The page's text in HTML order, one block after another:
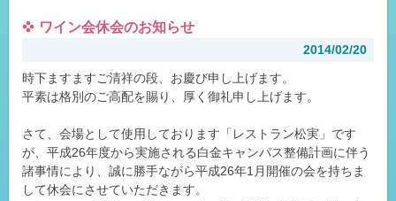
ワイン会休会のお知らせ
2014/02/20
時下ますますご清祥の段、お慶び申し上げます。
平素は格別のご高配を賜り、厚く御礼申し上げます。
さて、会場として使用しております「レストラン松実」です
が、平成26年度から実施される白金キャンパス整備計画に伴う
諸事情により、誠に勝手ながら平成26年1月開催の会を持ちま
して休会にさせていただきます。